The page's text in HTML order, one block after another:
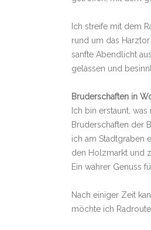
Ich streife mit dem
rund um das
sanfte Abendlicht
gelassen und
Bruderschaften in
Ich bin erstaunt,
Bruderschaften der
ich am Stadtgraben
den Holzmarkt und
Ein wahrer Genuss
Nach einiger Zeit
möchte ich